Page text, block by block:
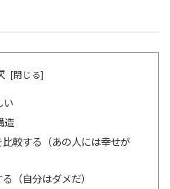
い
造
較する（あの人には幸せが
（自分はダメだ）